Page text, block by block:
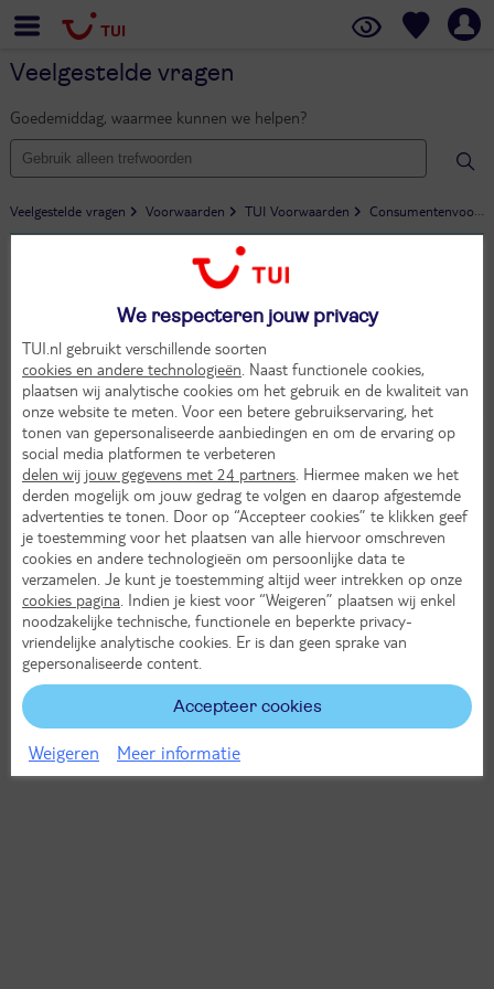
Veelgestelde vragen
Goedemiddag, waarmee kunnen we helpen?
Veelgestelde vragen Voorwaarden TUI Voorwaarden Consumentenvoorwaarden
Content verwijderbeleid
Bekijk meer informatie in onsContent verwijderbeleid
Terug naar Consumentenvoorwaarden
We respecteren jouw privacy
TUI.nl gebruikt verschillende soorten
cookies en andere technologieën . Naast functionele cookies,
plaatsen wij analytische cookies om het gebruik en de kwaliteit van
onze website te meten. Voor een betere gebruikservaring, het
tonen van gepersonaliseerde aanbiedingen en om de ervaring op
social media platformen te verbeteren
delen wij jouw gegevens met 24 partners . Hiermee maken we het
derden mogelijk om jouw gedrag te volgen en daarop afgestemde
advertenties te tonen. Door op “Accepteer cookies” te klikken geef
je toestemming voor het plaatsen van alle hiervoor omschreven
cookies en andere technologieën om persoonlijke data te
verzamelen. Je kunt je toestemming altijd weer intrekken op onze
cookies pagina . Indien je kiest voor “Weigeren” plaatsen wij enkel
noodzakelijke technische, functionele en beperkte privacy-
vriendelijke analytische cookies. Er is dan geen sprake van
gepersonaliseerde content.
Accepteer cookies
Weigeren Meer informatie